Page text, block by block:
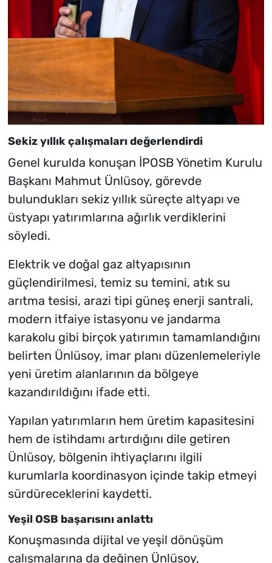
Sekiz yıllık çalışmaları değerlendirdi
Genel kurulda konuşan İPOSB Yönetim Kurulu
Başkanı Mahmut Ünlüsoy, görevde
bulundukları sekiz yıllık süreçte altyapı ve
üstyapı yatırımlarına ağırlık verdiklerini
söyledi.
Elektrik ve doğal gaz altyapısının
güçlendirilmesi, temiz su temini, atık su
arıtma tesisi, arazi tipi güneş enerji santrali,
modern itfaiye istasyonu ve jandarma
karakolu gibi birçok yatırımın tamamlandığını
belirten Ünlüsoy, imar planı düzenlemeleriyle
yeni üretim alanlarının da bölgeye
kazandırıldığını ifade etti.
Yapılan yatırımların hem üretim kapasitesini
hem de istihdamı artırdığını dile getiren
Ünlüsoy, bölgenin ihtiyaçlarını ilgili
kurumlarla koordinasyon içinde takip etmeyi
sürdüreceklerini kaydetti.
Yeşil OSB başarısını anlattı
Konuşmasında dijital ve yeşil dönüşüm
çalışmalarına da değinen Ünlüsoy,